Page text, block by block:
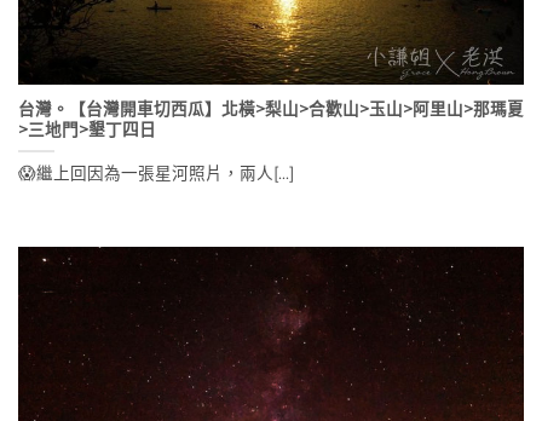
台灣。【台灣開車切西瓜】北橫>梨山>合歡山>玉山>阿里山>那瑪夏
>三地門>墾丁四日
😱繼上回因為一張星河照片，兩人[...]